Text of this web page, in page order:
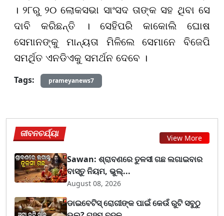
। ୨୮ରୁ ୨୦ ଲୋକସଭା ସାଂସଦ ତାଙ୍କ ସହ ଥିବା ସେ
ଦାବି କରିଛନ୍ତି । ସେହିପରି କାକୋଲି ଘୋଷ
ସେମାନଙ୍କୁ ମାନ୍ୟତା ମିଳିଲେ ସେମାନେ ବିଜେପି
ସମର୍ଥିତ ଏନଡିଏକୁ ସମର୍ଥନ ଦେବେ ।
Tags:
prameyanews7
ଜୀବନଚର୍ଯ୍ୟା View More
Sawan: ଶ୍ରାବଣରେ ତୁଳସୀ ଗଛ ଲଗାଇବାର
ବାସ୍ତୁ ନିୟମ, ଭୁଲ୍...
August 08, 2026
ଡାଇବେଟିସ୍ ରୋଗୀଙ୍କ ପାଇଁ କେଉଁ ରୁଟି ସବୁଠୁ